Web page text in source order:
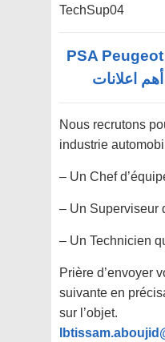
TechSup04
PSA
Nous recrutons
industrie
– Un Chef
– Un Superviseur
– Un Technicien
Prière d’envoyer
suivante en
sur l’objet.